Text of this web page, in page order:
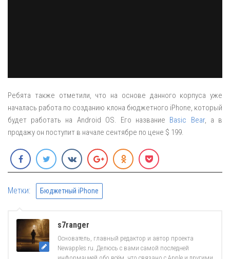
Ребята также отметили, что на основе данного корпуса уже
началась работа по созданию клона бюджетного iPhone, который
будет работать на Android OS. Его название Basic Bear, а в
продажу он поступит в начале сентябре по цене $ 199.
Метки: Бюджетный iPhone
s7ranger
Основатель, главный редактор и автор проекта
Newapples.ru. Делюсь с вами самой последней